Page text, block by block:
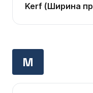
Kerf (Ширина
M